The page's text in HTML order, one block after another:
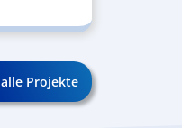
alle Projekte